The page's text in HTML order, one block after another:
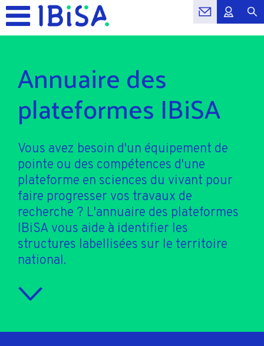
Annuaire des
plateformes IBiSA
Vous avez besoin d'un équipement de
pointe ou des compétences d'une
plateforme en sciences du vivant pour
faire progresser vos travaux de
recherche ? L'annuaire des plateformes
IBiSA vous aide à identifier les
structures labellisées sur le territoire
national.